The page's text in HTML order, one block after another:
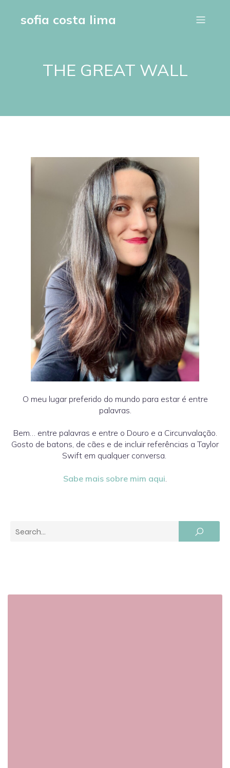
sofia costa lima
THE GREAT WALL
O meu lugar preferido do mundo para estar é entre
palavras.
Bem… entre palavras e entre o Douro e a Circunvalação.
Gosto de batons, de cães e de incluir referências a Taylor
Swift em qualquer conversa.
Sabe mais sobre mim aqui.